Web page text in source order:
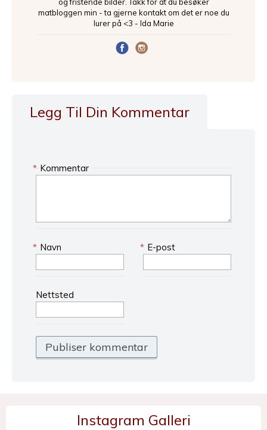
og fristende bilder. Takk for at du besøker
matbloggen min - ta gjerne kontakt om det er noe du
lurer på <3 - Ida Marie
Legg Til Din Kommentar
Kommentar
*
Navn
* E-post
*
Nettsted
Instagram Galleri